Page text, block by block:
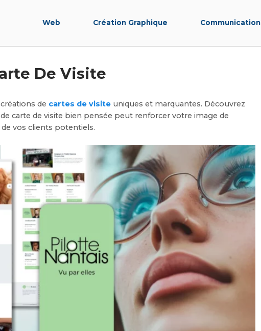
Web Création Graphique Communication
De Visite
de cartes de visite uniques et marquantes. Découvrez
carte de visite bien pensée peut renforcer votre image de
vos clients potentiels.